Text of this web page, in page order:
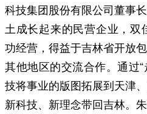
科技集团股份有限公司董事
土成长起来的民营企业，
功经营，得益于吉林省开放
其他地区的交流合作。通过“
技将事业的版图拓展到天津
新科技、新理念带回吉林。